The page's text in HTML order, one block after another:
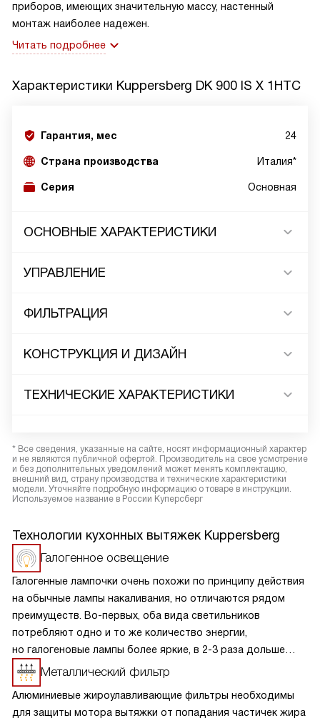
приборов, имеющих значительную массу, настенный
монтаж наиболее надежен.
Читать подробнее
Характеристики Kuppersberg DK 900 IS Х 1HTC
Гарантия, мес 24
Страна производства Италия*
Серия Основная
ОСНОВНЫЕ ХАРАКТЕРИСТИКИ
УПРАВЛЕНИЕ
ФИЛЬТРАЦИЯ
КОНСТРУКЦИЯ И ДИЗАЙН
ТЕХНИЧЕСКИЕ ХАРАКТЕРИСТИКИ
* Все сведения, указанные на сайте, носят информационный характер
и не являются публичной офертой. Производитель на свое усмотрение
и без дополнительных уведомлений может менять комплектацию,
внешний вид, страну производства и технические характеристики
модели. Уточняйте подробную информацию о товаре в инструкции.
Используемое название в России Куперсберг
Технологии кухонных вытяжек Kuppersberg
Галогенное освещение
Галогенные лампочки очень похожи по принципу действия
на обычные лампы накаливания, но отличаются рядом
преимуществ. Во-первых, оба вида светильников
потребляют одно и то же количество энергии,
но галогеновые лампы более яркие, в 2-3 раза дольше
светят и устойчивее к перепадам напряжения. Этот
эффект достигается благодаря тому, что сама колба
лампы сделана из кварцевого стекла, а внутри нее газы
Металлический фильтр
Алюминиевые жироулавливающие фильтры необходимы
для защиты мотора вытяжки от попадания частичек жира